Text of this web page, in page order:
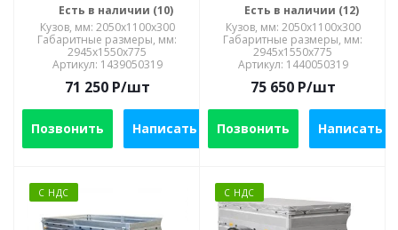
Есть в наличии (10)
Кузов, мм: 2050x1100x300
Габаритные размеры, мм:
2945х1550х775
Артикул: 1439050319
71 250P/шт
Позвонить Написать
Есть в наличии (12)
Кузов, мм: 2050x1100x300
Габаритные размеры, мм:
2945х1550х775
Артикул: 1440050319
75 650P/шт
Позвонить Написать
С НДС С НДС